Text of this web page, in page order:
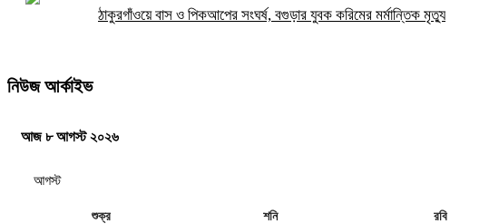
ঠাকুরগাঁওয়ে বাস ও পিকআপের সংঘর্ষ, বগুড়ার যুবক করিমের মর্মান্তিক মৃত্যু
নিউজ আর্কাইভ
আজ ৮ আগস্ট ২০২৬
শুক্র শনি রবি